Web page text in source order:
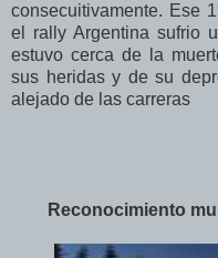
consecuitivamente. Ese
el rally Argentina sufrio
estuvo cerca de la
sus heridas y de su
alejado de las carreras
Reconocimiento